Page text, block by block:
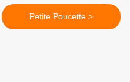
Petite Poucette >